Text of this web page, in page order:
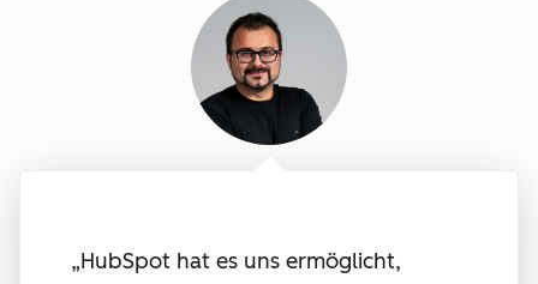
„HubSpot hat es uns ermöglicht,